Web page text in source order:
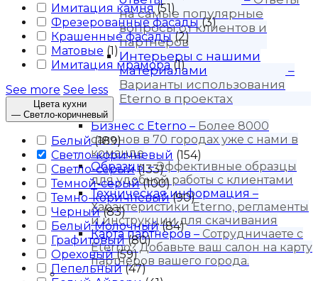
на самые популярные
вопросы от клиентов и
партнеров
Интерьеры с нашими
материалами
–
Варианты использования
Eterno в проектах
Для бизнеса
Бизнес с Eternо – Более 8000
салонов в 70 городах уже с нами в
команде
Образцы–Эффективные образцы
для удобной работы с клиентами
Техническая информация –
Характеристики Eterno, регламенты
и инструкции для скачивания
Карта партнёров – Сотрудничаете с
Eterno? Добавьте ваш салон на карту
партнеров вашего города.
Блог
Имитация камня (51)
Фрезерованные фасады (3)
Крашенные фасады (2)
Матовые (1)
Имитация мрамора (1)
See more See less
Цвета кухни
— Светло-коричневый
Белый (189)
Светло-коричневый (154)
Светло-серый (133)
Темной-серый (100)
Темно-коричневый (90)
Черный (83)
Белый Молочный (84)
Графитовый (80)
Ореховый (59)
Пепельный (47)